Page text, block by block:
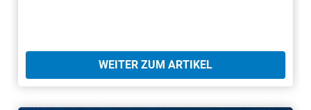
WEITER ZUM ARTIKEL